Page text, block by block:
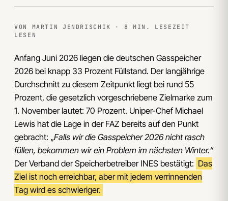
VON MARTIN JENDRISCHIK · 8 MIN. LESEZEIT
LESEN
Anfang Juni 2026 liegen die deutschen Gasspeicher
2026 bei knapp 33 Prozent Füllstand. Der langjährige
Durchschnitt zu diesem Zeitpunkt liegt bei rund 55
Prozent, die gesetzlich vorgeschriebene Zielmarke zum
1. November lautet: 70 Prozent. Uniper-Chef Michael
Lewis hat die Lage in der FAZ bereits auf den Punkt
gebracht: „Falls wir die Gasspeicher 2026 nicht rasch
füllen, bekommen wir ein Problem im nächsten Winter.“
Der Verband der Speicherbetreiber INES bestätigt: Das
Ziel ist noch erreichbar, aber mit jedem verrinnenden
Tag wird es schwieriger.